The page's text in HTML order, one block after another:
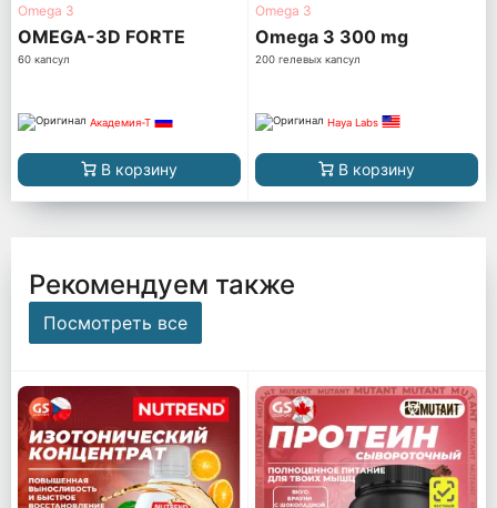
Omega 3
OMEGA-3D FORTE
60 капсул
Академия-Т
В корзину
Omega 3
Omega 3 300 mg
200 гелевых капсул
Haya Labs
В корзину
Рекомендуем также
Посмотреть все